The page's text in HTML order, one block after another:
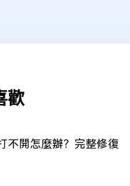
歡
不開怎麼辦？完整修復